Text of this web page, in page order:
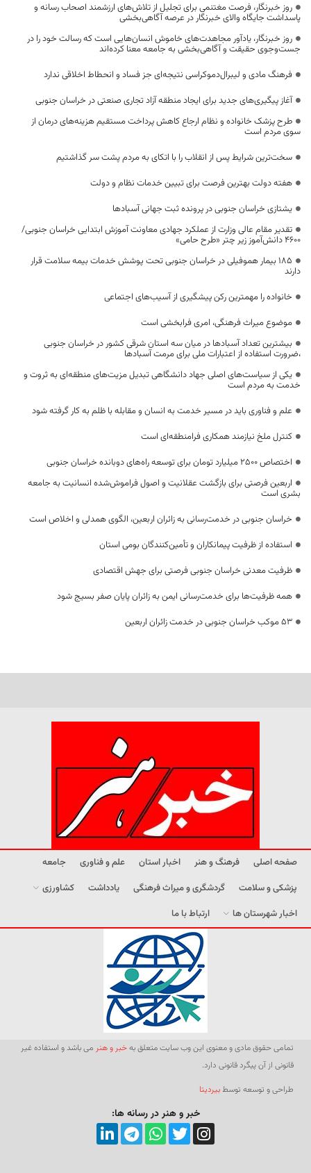
روز خبرنگار، فرصت مغتنمی برای تجلیل از تلاش‌های ارزشمند اصحاب رسانه و
پاسداشت جایگاه والای خبرنگار در عرصه آگاهی‌بخشی
روز خبرنگار، یادآور مجاهدت‌های خاموش انسان‌هایی است که رسالت خود را در
جست‌وجوی حقیقت و آگاهی‌بخشی به جامعه معنا کرده‌اند
فرهنگ مادی و لیبرال‌دموکراسی نتیجه‌ای جز فساد و انحطاط اخلاقی ندارد
آغاز پیگیری‌های جدید برای ایجاد منطقه آزاد تجاری صنعتی در خراسان جنوبی
طرح پزشک خانواده و نظام ارجاع کاهش پرداخت مستقیم هزینه‌های درمان از
سوی مردم است
سخت‌ترین شرایط پس از انقلاب را با اتکای به مردم پشت سر گذاشتیم
هفته دولت بهترین فرصت برای تبیین خدمات نظام و دولت
یشتازی خراسان جنوبی در پرونده ثبت جهانی آسبادها
تقدیر مقام عالی وزارت از عملکرد جهادی معاونت آموزش ابتدایی خراسان جنوبی/
۴۶۰۰ دانش‌آموز زیر چتر «طرح حامی»
۱۸۵ بیمار هموفیلی در خراسان جنوبی تحت پوشش خدمات بیمه سلامت قرار
دارند
خانواده را مهمترین رکن پیشگیری از آسیب‌های اجتماعی
موضوع میراث فرهنگی، امری فرابخشی است
بیشترین تعداد آسبادها در میان سه استان شرقی کشور در خراسان جنوبی
،ضرورت استفاده از اعتبارات ملی برای مرمت آسبادها
یکی از سیاست‌های اصلی جهاد دانشگاهی تبدیل مزیت‌های منطقه‌ای به ثروت و
خدمت به مردم است
علم و فناوری باید در مسیر خدمت به انسان و مقابله با ظلم به کار گرفته شود
کنترل ملخ نیازمند همکاری فرامنطقه‌ای است
اختصاص 2500 میلیارد تومان برای توسعه راه‌های دوبانده خراسان جنوبی
اربعین فرصتی برای بازگشت عقلانیت و اصول فراموش‌شده انسانیت به جامعه
بشری است
خراسان جنوبی در خدمت‌رسانی به زائران اربعین، الگوی همدلی و اخلاص است
استفاده از ظرفیت پیمانکاران و تأمین‌کنندگان بومی استان
ظرفیت معدنی خراسان جنوبی فرصتی برای جهش اقتصادی
همه ظرفیت‌ها برای خدمت‌رسانی ایمن به زائران پایان صفر بسیج شود
53 موکب خراسان جنوبی در خدمت زائران اربعین
صفحه اصلی فرهنگ و هنر اخبار استان علم و فناوری
جامعه
پزشکی و سلامت
گردشگری و میراث فرهنگی یادداشت
کشاورزی
اخبار شهرستان ها
ارتباط با ما
تمامی حقوق مادی و معنوی این وب سایت متعلق بهخبر و هنر می باشد و استفاده غیر
قانونی از آن پیگرد قانونی دارد.
طراحی و توسعه توسطبیردیتا
خبر و هنر در رسانه ها: